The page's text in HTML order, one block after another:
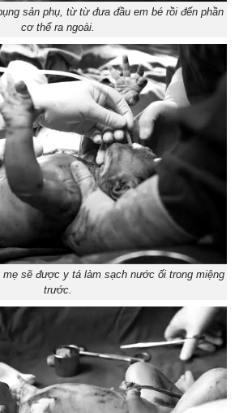
sản phụ, từ từ đưa đầu em bé rồi đến phần
cơ thể ra ngoài.
mẹ sẽ được y tá làm sạch nước ối trong miệng
trước.